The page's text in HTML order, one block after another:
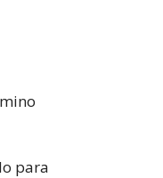
para